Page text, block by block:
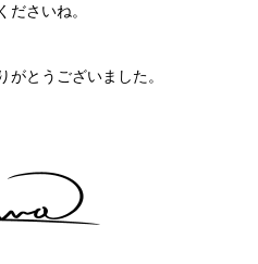
ださいね。
とうございました。